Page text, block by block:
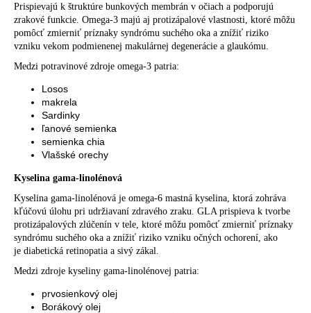
Prispievajú k štruktúre bunkových membrán v očiach a podporujú
zrakové funkcie. Omega-3 majú aj protizápalové vlastnosti , ktoré môžu
pomôcť zmierniť príznaky syndrómu suchého oka a znížiť riziko
vzniku vekom podmienenej makulárnej degenerácie a glaukómu.
Medzi potravinové zdroje omega-3 patria:
Losos
makrela
Sardinky
ľanové semienka
semienka chia
Vlašské orechy
Kyselina gama-linolénová
Kyselina gama-linolénová je omega-6 mastná kyselina, ktorá zohráva
kľúčovú úlohu pri udržiavaní zdravého zraku. GLA prispieva k tvorbe
protizápalových zlúčenín v tele, ktoré môžu pomôcť zmierniť príznaky
syndrómu suchého oka a znížiť riziko vzniku očných ochorení, ako
je diabetická retinopatia a sivý zákal.
Medzi zdroje kyseliny gama-linolénovej patria:
prvosienkový olej
Borákový olej